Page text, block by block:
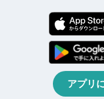
アプリ